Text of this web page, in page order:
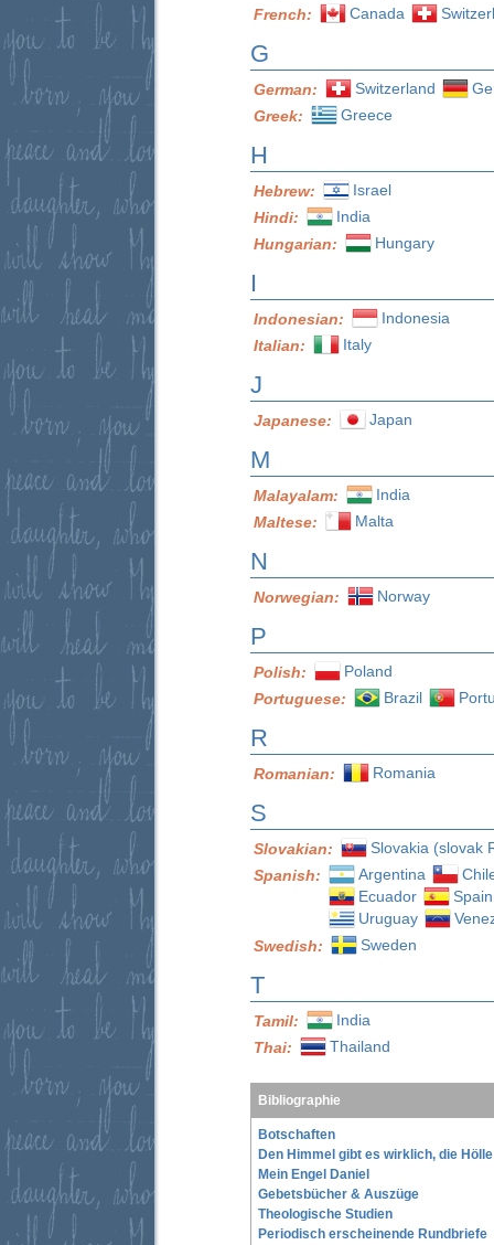
French:
Canada
G
German: Switzerland
Greek:
Greece
H
Hebrew:
Israel
Hindi:
India
Hungarian:
Hungary
I
Indonesian:
Indonesia
Italian:
Italy
J
Japanese: Japan
M
Malayalam:
India
Maltese:
Malta
N
Norwegian: Norway
P
Polish:
Poland
Portuguese:
Brazil
R
Romanian: Romania
S
Slovakian:
Slovakia (slovak
Spanish:
Argentina
Ecuador
Spain
Uruguay
Swedish:
Sweden
T
Tamil:
India
Thai:
Thailand
Bibliographie
Botschaften
Den Himmel gibt es wirklich, die
Mein Engel Daniel
Gebetsbücher & Auszüge
Theologische Studien
Periodisch erscheinende Rundbriefe